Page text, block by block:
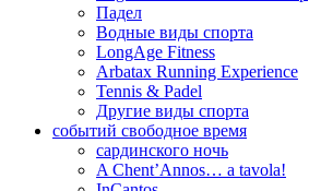
Падел
Водные виды спорта
LongAge Fitness
Arbatax Running Experience
Tennis & Padel
Другие виды спорта
событий свободное время
сардинского ночь
A Chent’Annos… a tavola!